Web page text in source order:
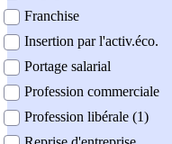
Franchise
Insertion par l'activ.éco.
Portage salarial
Profession commerciale
Profession libérale (1)